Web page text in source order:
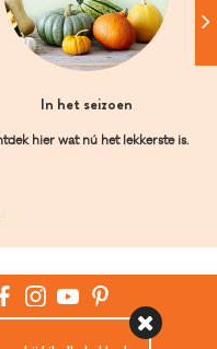
In het seizoen
hier wat nú het lekkerste is.
Group